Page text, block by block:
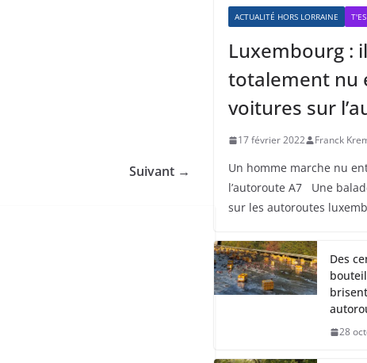
Suivant →
ACTUALITÉ HORS LORRAINE
Luxembourg :
totalement nu
voitures sur
17 février 2022 Franck
Un homme marche nu
l’autoroute A7 Une
sur les autoroutes
Des
28